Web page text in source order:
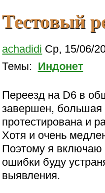
Тестовый
achadidi Ср, 15/06/
Темы: Индонет
Переезд на D6 в
завершен, большая
протестирована и
Хотя и очень
Поэтому я включаю
ошибки буду
выявления.